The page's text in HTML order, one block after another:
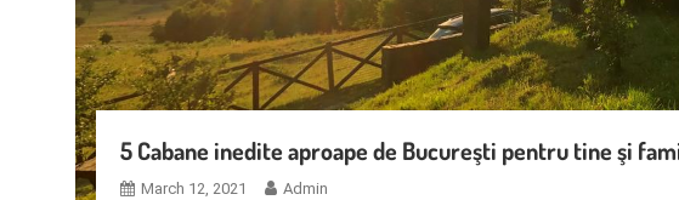
5 Cabane inedite aproape de Bucureşti pentru tine şi
March 12, 2021 Admin